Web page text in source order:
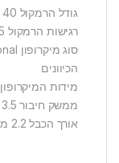
גודל הרמקול 40 ממ
רגישות הרמקול dB +/-3dB105
הכיוונים
מידות המיקרופון 5X6 ממ
ממשק חיבור 3.5 ממ
אורך הכבל 2.2 מטר